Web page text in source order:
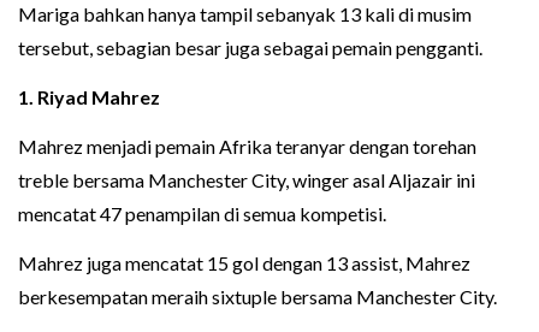
Mariga bahkan hanya tampil sebanyak 13 kali di musim
tersebut, sebagian besar juga sebagai pemain pengganti.
1. Riyad Mahrez
Mahrez menjadi pemain Afrika teranyar dengan torehan
treble bersama Manchester City, winger asal Aljazair ini
mencatat 47 penampilan di semua kompetisi.
Mahrez juga mencatat 15 gol dengan 13 assist, Mahrez
berkesempatan meraih sixtuple bersama Manchester City.